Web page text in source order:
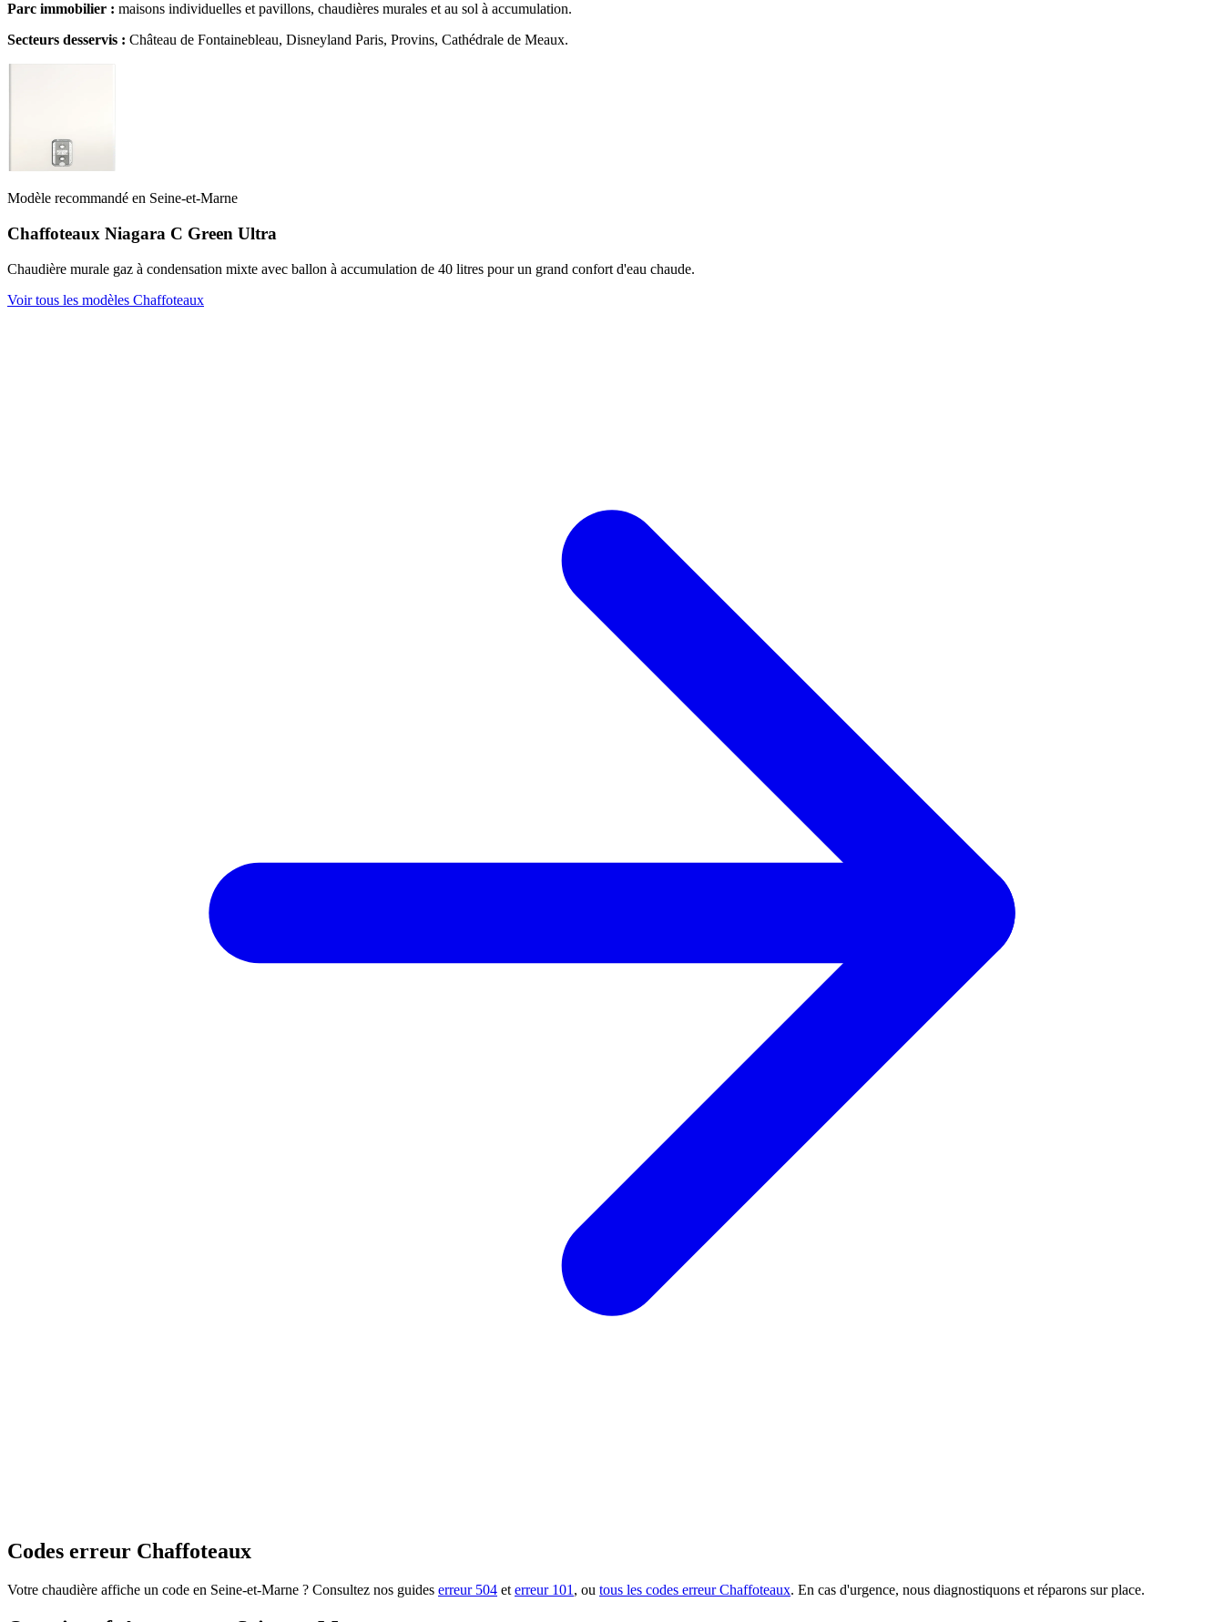
Parc immobilier : maisons individuelles et pavillons, chaudières murales et au sol à accumulation.
Secteurs desservis : Château de Fontainebleau, Disneyland Paris, Provins, Cathédrale de Meaux.
Modèle recommandé en Seine-et-Marne
Chaffoteaux Niagara C Green Ultra
Chaudière murale gaz à condensation mixte avec ballon à accumulation de 40 litres pour un grand confort d'eau chaude.
Voir tous les modèles Chaffoteaux
Codes erreur Chaffoteaux
Votre chaudière affiche un code en Seine-et-Marne ? Consultez nos guides erreur 504 et erreur 101 , ou tous les codes erreur Chaffoteaux. En cas d'urgence, nous diagnostiquons et réparons sur place.